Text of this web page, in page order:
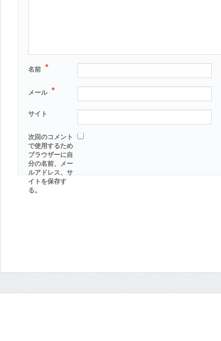
名前 *
メール *
サイト
次回のコメント
で使用するため
ブラウザーに自
分の名前、メー
ルアドレス、サ
イトを保存す
る。